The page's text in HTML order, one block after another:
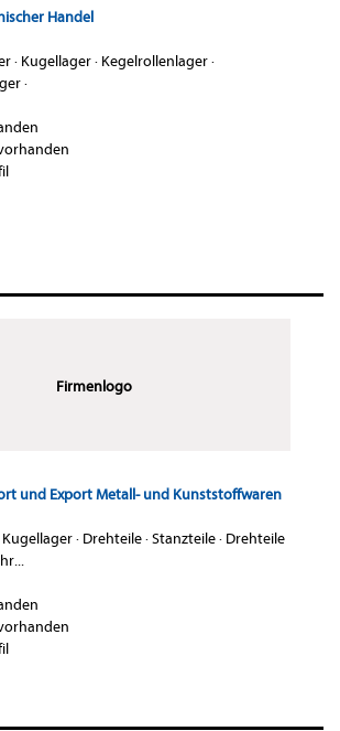
Handel
· Kugellager· Kegelrollenlager·
·
Firmenlogo
und Export Metall- und Kunststoffwaren
Kugellager· Drehteile·Stanzteile· Drehteile